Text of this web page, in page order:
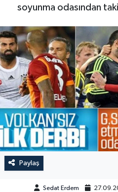
soyunma odasından
Paylaş
Sedat Erdem